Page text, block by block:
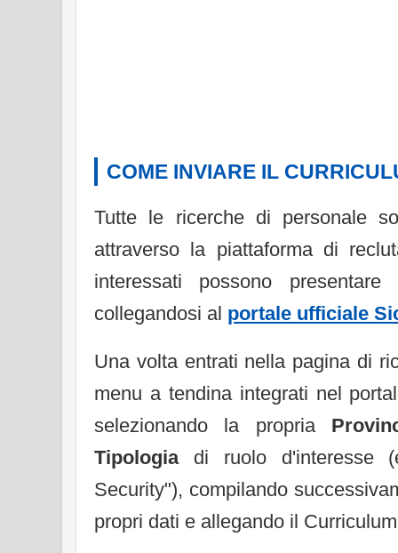
COME INVIARE IL
Tutte le ricerche di personale
attraverso la piattaforma di
interessati possono
collegandosi al portale ufficiale
Una volta entrati nella pagina di
menu a tendina integrati nel
selezionando la propria
Tipologiadi ruolo d'interesse
Security"), compilando
propri dati e allegando il